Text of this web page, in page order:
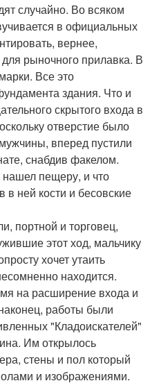
случайно. Во всяком
в официальных
вернее,
рыночного прилавка. В
Все это
здания. Что и
скрытого входа в
отверстие было
вперед пустили
снабдив факелом.
пещеру, и что
в ней кости и бесовские
портной и торговец,
этот ход, мальчику
хочет утаить
находится.
на расширение входа и
работы были
"Кладоискателей"
Им открылось
стены и пол который
и изображениями.